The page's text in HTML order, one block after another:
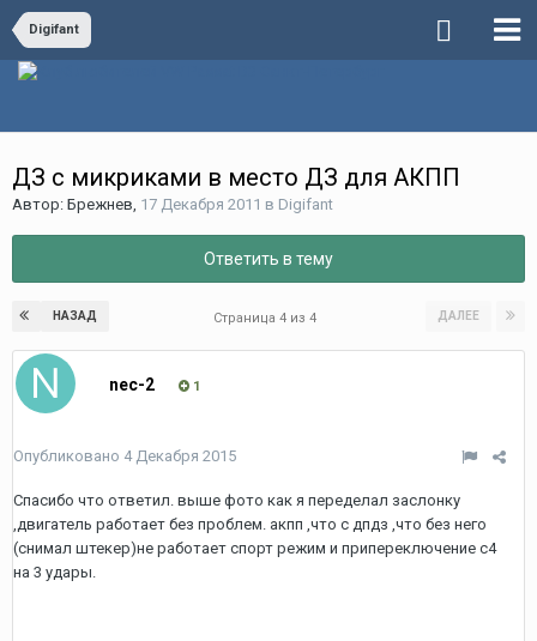
Digifant
ДЗ с микриками в место ДЗ для АКПП
Автор: Брежнев, 17 Декабря 2011 в Digifant
Ответить в тему
НАЗАД ДАЛЕЕ
Страница 4 из 4
nec-2 1
Опубликовано 4 Декабря 2015
Спасибо что ответил. выше фото как я переделал заслонку
,двигатель работает без проблем. акпп ,что с дпдз ,что без него
(снимал штекер)не работает спорт режим и припереключение с4
на 3 удары.